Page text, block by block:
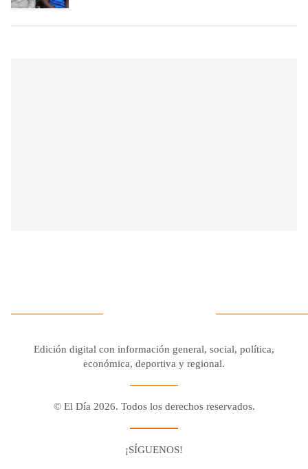
Edición digital con información general, social, política,
económica, deportiva y regional.
© El Día 2026. Todos los derechos reservados.
¡SÍGUENOS!